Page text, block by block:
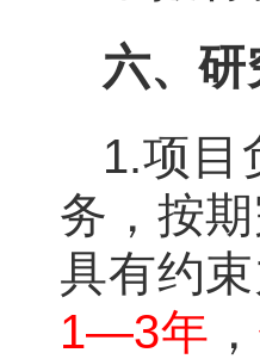
六、
1.项目
务，按
具有约
1—3年 ，